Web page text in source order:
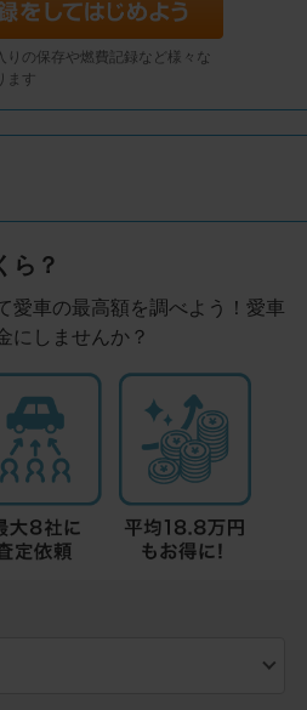
りの保存や燃費記録など様々な
ます
ら？
愛車の最高額を調べよう！愛車
にしませんか？